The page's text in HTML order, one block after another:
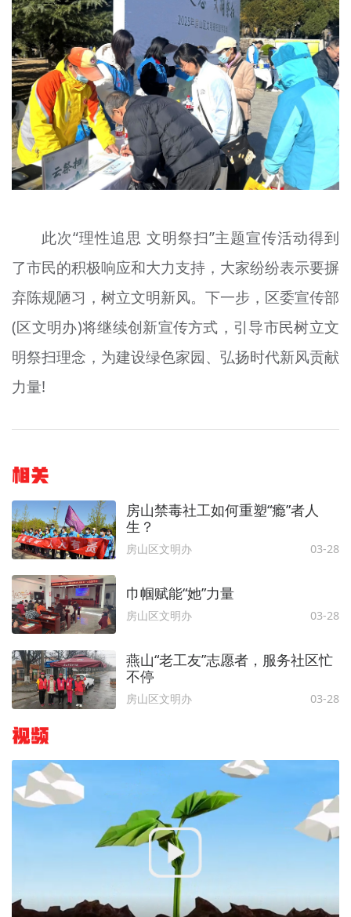
此次“理性追思 文明祭扫”主题宣传活动得到
了市民的积极响应和大力支持，大家纷纷表示要摒
弃陈规陋习，树立文明新风。下一步，区委宣传部
(区文明办)将继续创新宣传方式，引导市民树立文
明祭扫理念，为建设绿色家园、弘扬时代新风贡献
力量!
相关
房山禁毒社工如何重塑“瘾”者人
生？
房山区文明办 03-28
巾帼赋能“她”力量
房山区文明办 03-28
燕山“老工友”志愿者，服务社区忙
不停
房山区文明办 03-28
视频